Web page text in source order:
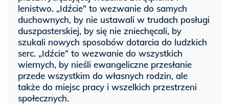
lenistwo. „Idźcie” to wezwanie do samych
duchownych, by nie ustawali w trudach posługi
duszpasterskiej, by się nie zniechęcali, by
szukali nowych sposobów dotarcia do ludzkich
serc. „Idźcie” to wezwanie do wszystkich
wiernych, by nieśli ewangeliczne przesłanie
przede wszystkim do własnych rodzin, ale
także do miejsc pracy i wszelkich przestrzeni
społecznych.